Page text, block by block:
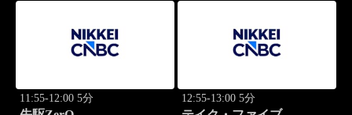
11:55-12:00 5分 12:55-13:00 5分